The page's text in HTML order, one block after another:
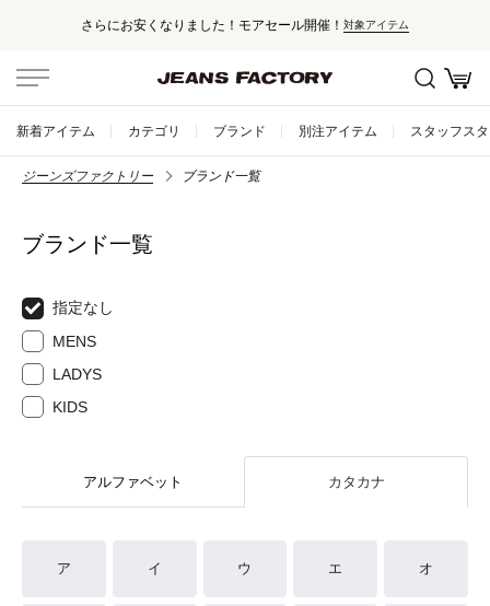
さらにお安くなりました！モアセール開催！ 対象アイテム
新着アイテム カテゴリ ブランド 別注アイテム スタッフス
ジーンズファクトリー ブランド一覧
ブランド一覧
指定なし
MENS
LADYS
KIDS
アルファベット カタカナ
ア イ ウ エ オ